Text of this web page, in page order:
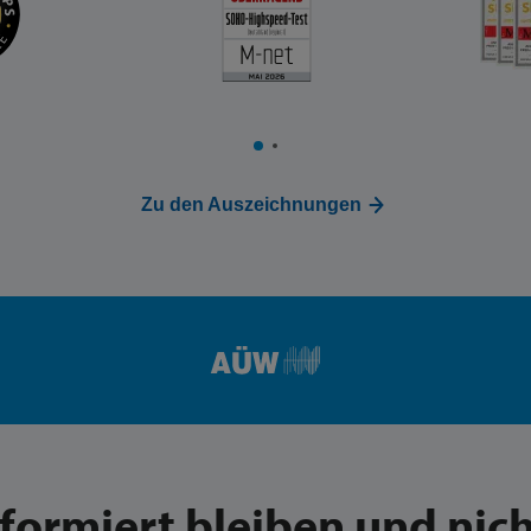
Zu den Auszeichnungen